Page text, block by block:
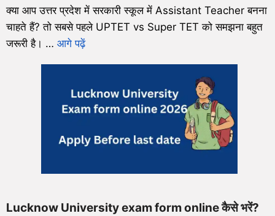
क्या आप उत्तर प्रदेश में सरकारी स्कूल में Assistant Teacher बनना
चाहते हैं? तो सबसे पहले UPTET vs Super TET को समझना बहुत
जरूरी है। … आगे पढ़ें
Lucknow University exam form online कैसे भरें?